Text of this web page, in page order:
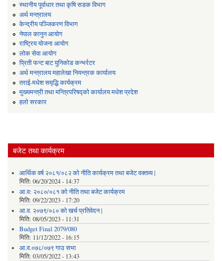
स्थानीय पूर्वाधार तथा कृषि सडक विभाग
अर्थ मन्त्रालय
केन्द्रीय पञ्जिकरण विभाग
नेपाल कानुन आयोग
राष्ट्रिय योजना आयोग
लोक सेवा आयोग
प्रिती फन्ट बाट युनिकोड कन्भर्रटर
अर्थ मन्त्रालय महालेखा नियन्त्रक कार्यालय
तराई-मधेश समृद्धि कार्यक्रम
मुख्यमन्त्री तथा मन्त्रिपरिषद्को कार्यालय मधेश प्रदेश
हलो सरकार
बजेट तथा कार्यक्रम
आर्थिक वर्ष २०८१/०८२ को नीति कार्यक्रम तथा बजेट वक्तव्य |
मिति: 06/20/2024 - 14:37
आ.व: २०८०/०८१ को नीति तथा बजेट कार्यक्रम
मिति: 09/22/2023 - 17:20
आ.व. २०७९/०८० को खर्च प्रतिवेदन |
मिति: 08/05/2023 - 11:31
Budget Final 2079/080
मिति: 11/12/2022 - 16:15
आ.व.०७८/०७९ गाउ सभा
मिति: 03/05/2022 - 13:43